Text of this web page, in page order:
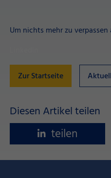
Um nichts mehr zu
Zur Startseite
Diesen Artikel teilen
teilen